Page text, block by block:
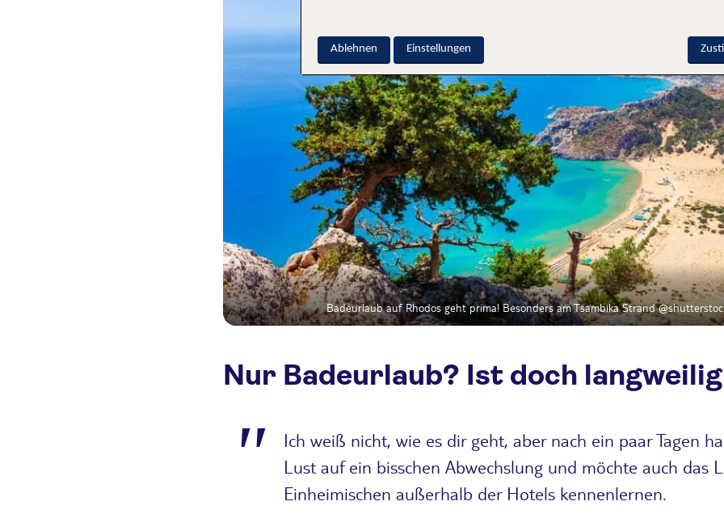
Badeurlaub auf Rhodos geht prima! Besonders am Tsambika Strand
Nur Badeurlaub? Ist doch
Ich weiß nicht, wie es dir geht, aber nach ein paar Tagen
Lust auf ein bisschen Abwechslung und möchte auch das
Einheimischen außerhalb der Hotels kennenlernen.
Ablehnen Einstellungen